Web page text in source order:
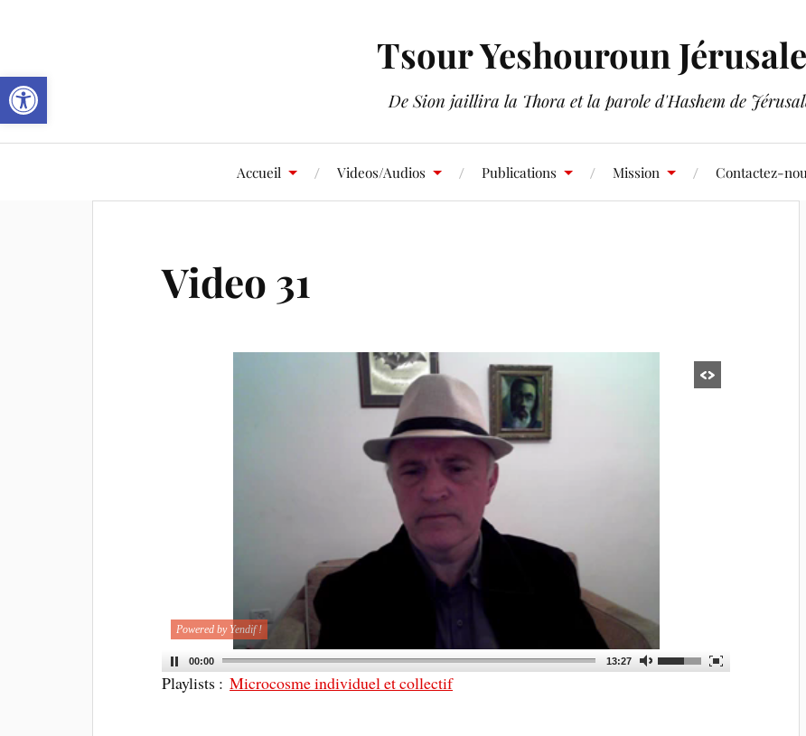
Ouvrir la barre d’outils
Tsour Yeshouroun
De Sion jaillira la Thora et la parole d'Hashem de
Accueil Videos/Audios Publications Mission Contactez-
Video 31
00:00 13:27
Powered by Yendif !
Playlists : Microcosme individuel et collectif